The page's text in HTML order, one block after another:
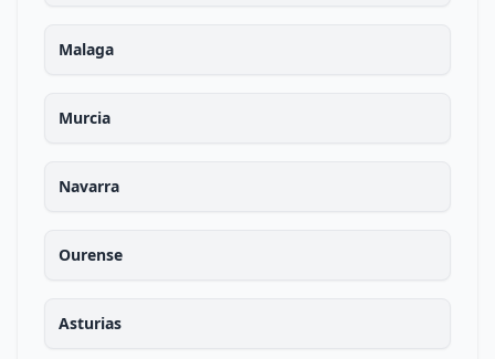
Malaga
Murcia
Navarra
Ourense
Asturias